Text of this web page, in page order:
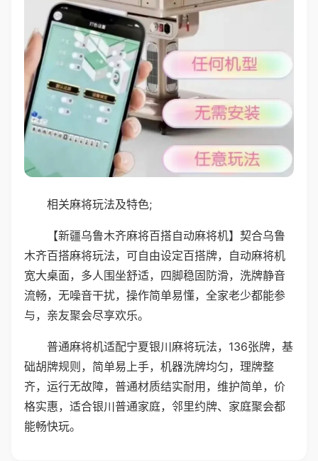
相关麻将玩法及特色;
【新疆乌鲁木齐麻将百搭自动麻将机】契合乌鲁
木齐百搭麻将玩法，可自由设定百搭牌，自动麻将机
宽大桌面，多人围坐舒适，四脚稳固防滑，洗牌静音
流畅，无噪音干扰，操作简单易懂，全家老少都能参
与，亲友聚会尽享欢乐。
普通麻将机适配宁夏银川麻将玩法，136张牌，基
础胡牌规则，简单易上手，机器洗牌均匀，理牌整
齐，运行无故障，普通材质结实耐用，维护简单，价
格实惠，适合银川普通家庭，邻里约牌、家庭聚会都
能畅快玩。